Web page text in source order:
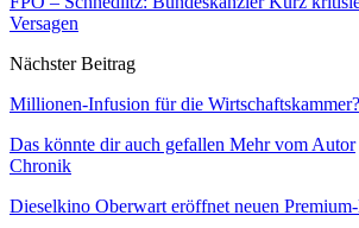
Versagen
Nächster Beitrag
Millionen-Infusion für die Wirtschaftskammer?
Das könnte dir auch gefallen Mehr vom Autor
Chronik
Dieselkino Oberwart eröffnet neuen